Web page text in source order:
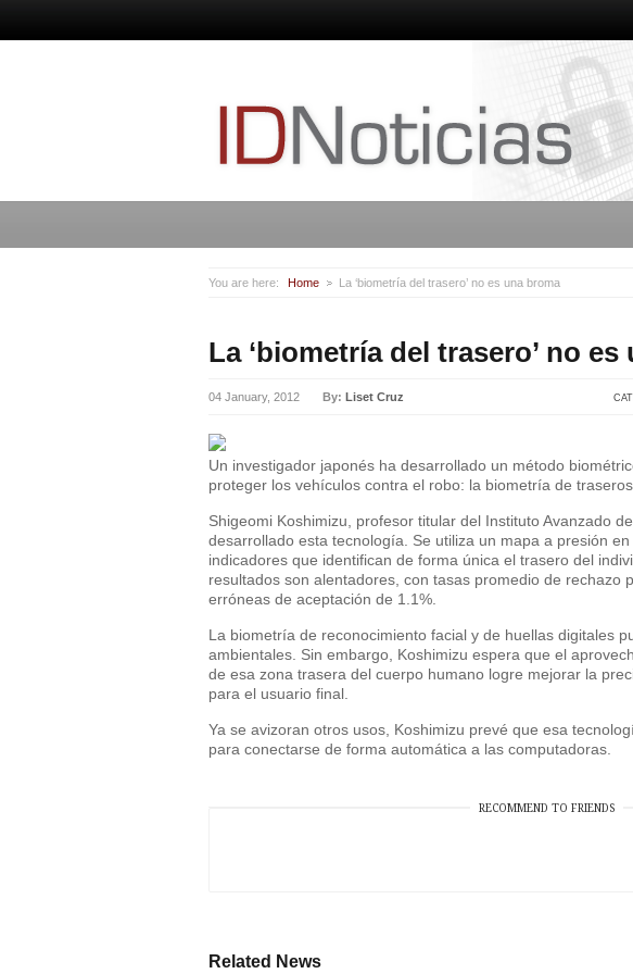
You are here: Home La ‘biometría del trasero’ no es una broma
La ‘biometría del trasero’ no es
04 January, 2012 By: Liset Cruz
Un investigador japonés ha desarrollado un método
proteger los vehículos contra el robo: la biometría de
Shigeomi Koshimizu, profesor titular del Instituto Avanzado
desarrollado esta tecnología. Se utiliza un mapa a presión
indicadores que identifican de forma única el trasero del
resultados son alentadores, con tasas promedio de rechazo
erróneas de aceptación de 1.1%.
La biometría de reconocimiento facial y de huellas digitales
ambientales. Sin embargo, Koshimizu espera que el
de esa zona trasera del cuerpo humano logre mejorar la
para el usuario final.
Ya se avizoran otros usos, Koshimizu prevé que esa
para conectarse de forma automática a las computadoras.
RECOMMEND TO FRIENDS
Related News